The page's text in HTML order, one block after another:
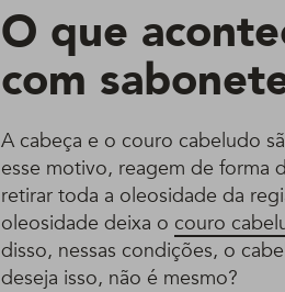
O que
com
A cabeça e o couro cabeludo
esse motivo, reagem de forma
retirar toda a oleosidade da
oleosidade deixa o couro
disso, nessas condições, o
deseja isso, não é mesmo?